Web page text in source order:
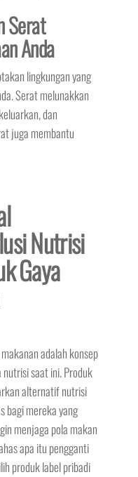
Serat
Anda
lingkungan yang
Serat melunakkan
dan
juga membantu
Nutrisi
Gaya
adalah konsep
saat ini. Produk
alternatif nutrisi
bagi mereka yang
menjaga pola makan
apa itu pengganti
produk label pribadi